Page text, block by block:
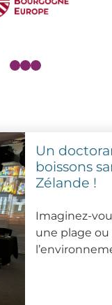
Un
boissons
Zélande !
Imaginez-
une plage ou